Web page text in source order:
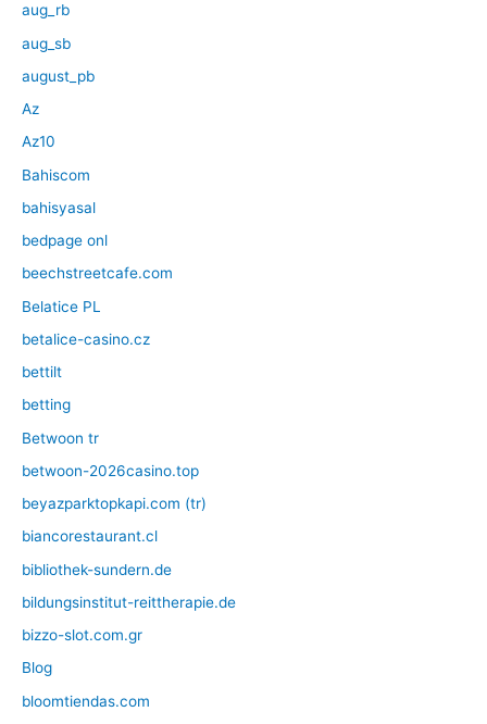
aug_rb
aug_sb
august_pb
Az
Az10
Bahiscom
bahisyasal
bedpage onl
beechstreetcafe.com
Belatice PL
betalice-casino.cz
bettilt
betting
Betwoon tr
betwoon-2026casino.top
beyazparktopkapi.com (tr)
biancorestaurant.cl
bibliothek-sundern.de
bildungsinstitut-reittherapie.de
bizzo-slot.com.gr
Blog
bloomtiendas.com